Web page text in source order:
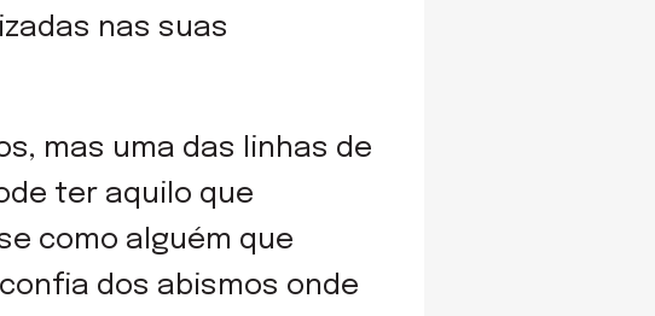
nas suas
mas uma das linhas de
ter aquilo que
como alguém que
dos abismos onde